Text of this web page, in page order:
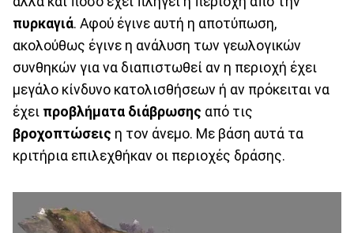
πυρκαγιά. Αφού έγινε αυτή η αποτύπωση,
ακολούθως έγινε η ανάλυση των γεωλογικών
συνθηκών για να διαπιστωθεί αν η περιοχή έχει
μεγάλο κίνδυνο κατολισθήσεων ή αν πρόκειται να
έχει προβλήματα διάβρωσης από τις
βροχοπτώσεις η τον άνεμο. Με βάση αυτά τα
κριτήρια επιλεχθήκαν οι περιοχές δράσης.